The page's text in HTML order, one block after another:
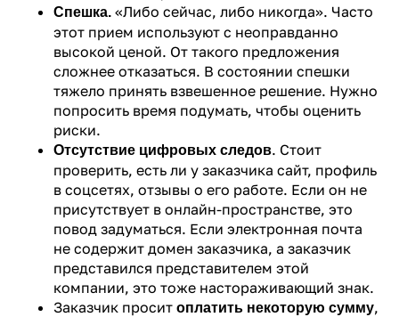
Спешка. «Либо сейчас, либо никогда». Часто
этот прием используют с неоправданно
высокой ценой. От такого предложения
сложнее отказаться. В состоянии спешки
тяжело принять взвешенное решение. Нужно
попросить время подумать, чтобы оценить
риски.
Отсутствие цифровых следов. Стоит
проверить, есть ли у заказчика сайт, профиль
в соцсетях, отзывы о его работе. Если он не
присутствует в онлайн-пространстве, это
повод задуматься. Если электронная почта
не содержит домен заказчика, а заказчик
представился представителем этой
компании, это тоже настораживающий знак.
Заказчик просит оплатить некоторую сумму,